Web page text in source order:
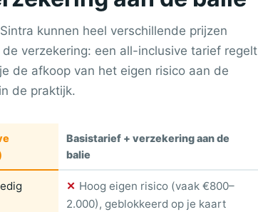
kunnen heel verschillende prijzen
verzekering: een all-inclusive tarief regelt
de afkoop van het eigen risico aan de
de praktijk.
Basistarief + verzekering aan de
balie
✕ Hoog eigen risico (vaak €800–
2.000), geblokkeerd op je kaart